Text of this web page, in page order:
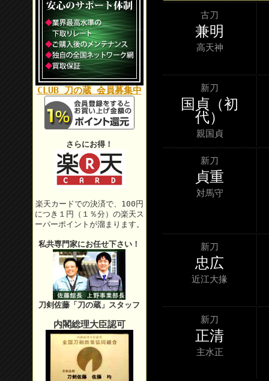
CLUB 刀の蔵 会員募集中
さらにお得！
楽天カードでの決済で、100円
につき１円（１％分）の楽天ス
ーパーポイントが溜まります。
私共専門家にお任せ下さい！
刀剣佐藤「刀の蔵」スタッフ
内閣総理大臣認可
古刀
兼明
高天神
新刀
国貞（初
代）
親国貞
新刀
貞重
対馬守
新刀
忠広
近江大掾
新刀
正清
主水正